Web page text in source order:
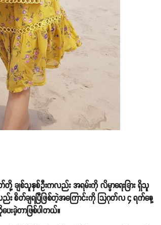
ချစ်သူနှစ်ဦးကလည်း အရမ်းကို လိမ္မာရေးခြား ရှိသူ
စိတ်ချရပြီဖြစ်တဲ့အကြောင်းကို သြဂုတ်လ ၄ ရက်နေ့
းခဲ့တာဖြစ်ပါတယ်။